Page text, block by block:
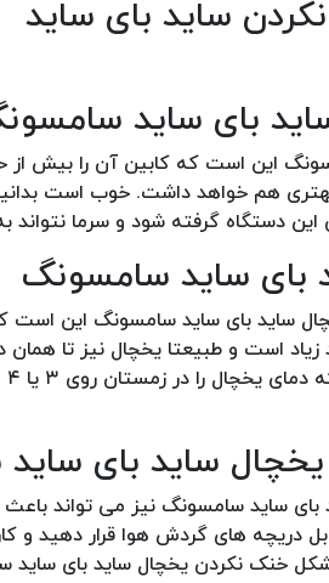
این است که کابین آن را بیش
بهتری هم خواهد داشت. خوب است
دستگاه گرفته شود و سرما
ساید بای ساید سامسونگ این است
است و طبیعتا یخچال نیز تا همان
ساید سامسونگ نیز می تواند
دریچه های گردش هوا قرار دهید و
خنک نکردن یخچال ساید بای